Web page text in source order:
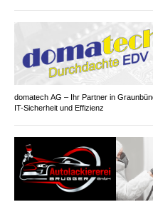
domatech AG – Ihr Partner in
IT-Sicherheit und Effizienz